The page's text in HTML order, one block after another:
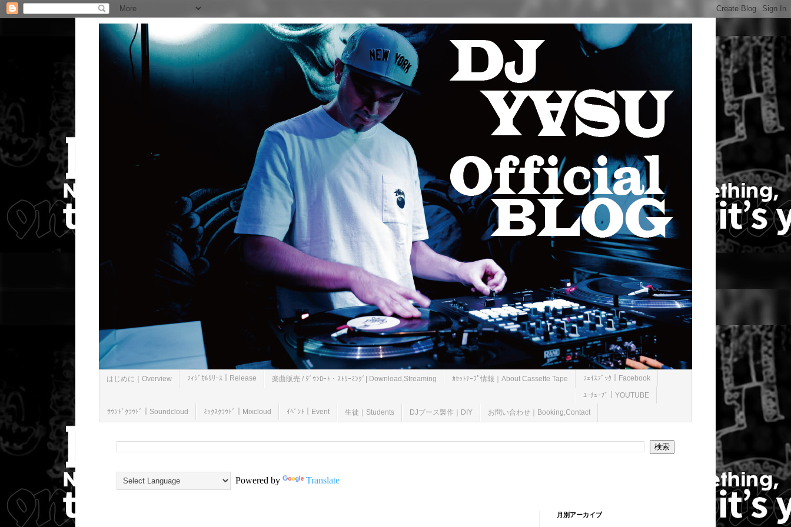
はじめに｜Overview ﾌｨｼﾞｶﾙﾘﾘｰｽ｜Release 楽曲販売 / ﾀﾞｳﾝﾛｰﾄ・ｽﾄﾘｰﾐﾝｸﾞ| Download,Streaming ｶｾｯﾄﾃｰﾌﾟ情報｜About Cassette Tape ﾌｪｲｽﾌﾞｯｸ｜Facebook
ﾕｰﾁｭｰﾌﾞ｜YOUTUBE
ｻｳﾝﾄﾞｸﾗｳﾄﾞ｜Soundcloud ﾐｯｸｽｸﾗｳﾄﾞ｜Mixcloud ｲﾍﾞﾝﾄ｜Event 生徒｜Students DJブース製作｜DIY お問い合わせ｜Booking,Contact
Powered by Translate
月別アーカイブ